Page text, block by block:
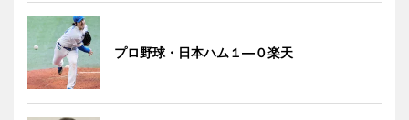
プロ野球・日本ハム１―０楽天